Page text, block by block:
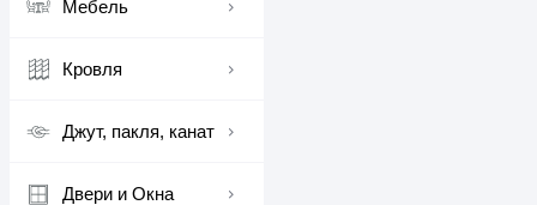
Мебель
Кровля
Джут, пакля, канат
Двери и Окна